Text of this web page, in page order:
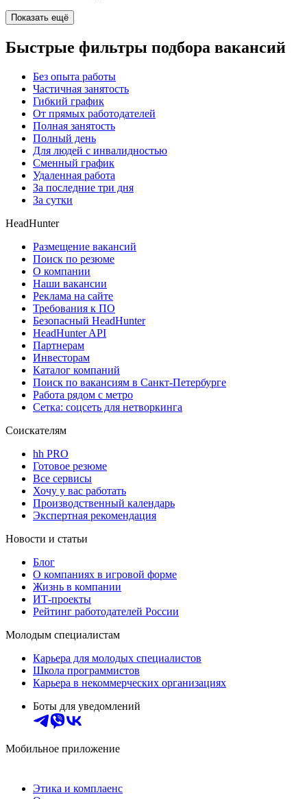
Показать ещё
Быстрые фильтры подбора вакансий
Без опыта работы
Частичная занятость
Гибкий график
От прямых работодателей
Полная занятость
Полный день
Для людей с инвалидностью
Сменный график
Удаленная работа
За последние три дня
За сутки
HeadHunter
Размещение вакансий
Поиск по резюме
О компании
Наши вакансии
Реклама на сайте
Требования к ПО
Безопасный HeadHunter
HeadHunter API
Партнерам
Инвесторам
Каталог компаний
Поиск по вакансиям в Санкт-Петербурге
Работа рядом с метро
Сетка: соцсеть для нетворкинга
Соискателям
hh PRO
Готовое резюме
Все сервисы
Хочу у вас работать
Производственный календарь
Экспертная рекомендация
Новости и статьи
Блог
О компаниях в игровой форме
Жизнь в компании
ИТ-проекты
Рейтинг работодателей России
Молодым специалистам
Карьера для молодых специалистов
Школа программистов
Карьера в некоммерческих организациях
Боты для уведомлений
Мобильное приложение
Этика и комплаенс